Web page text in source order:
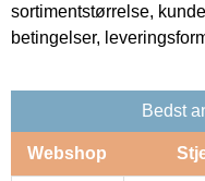
sortimentstørrelse,
betingelser,
Bedst
Webshop